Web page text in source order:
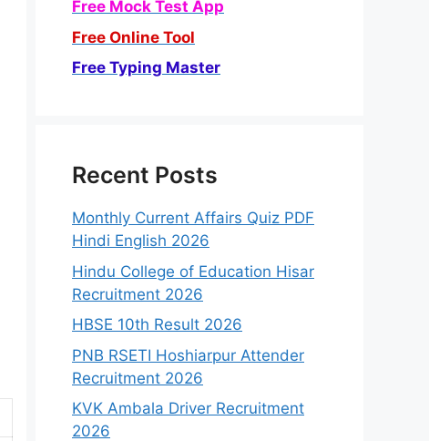
Free Mock Test App
Free Online Tool
Free Typing Master
Recent Posts
Monthly Current Affairs Quiz PDF
Hindi English 2026
Hindu College of Education Hisar
Recruitment 2026
HBSE 10th Result 2026
PNB RSETI Hoshiarpur Attender
Recruitment 2026
KVK Ambala Driver Recruitment
2026